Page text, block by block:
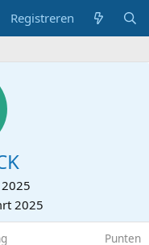
Registreren
2025
Punten